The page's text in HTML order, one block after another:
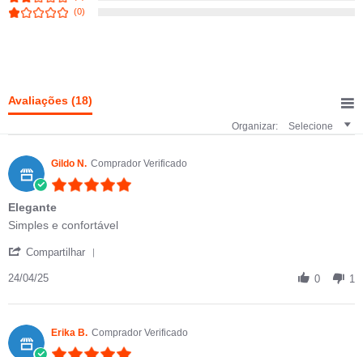
(0)
Avaliações (18)
Organizar: Selecione
Gildo N. Comprador Verificado
Elegante
Review by Gildo N. on 24 Apr 2025
review stating Elegante
Simples e confortável
Compartilhar
24/04/25 0 1
Erika B. Comprador Verificado